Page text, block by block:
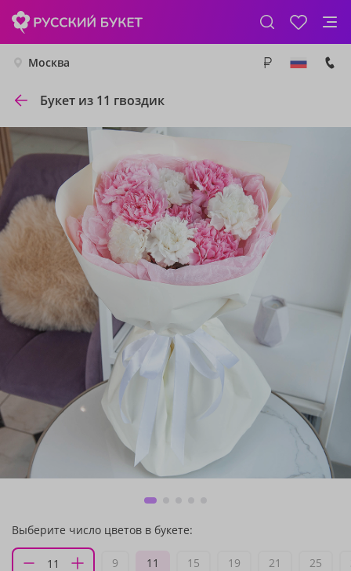
Москва
Букет из 11 гвоздик
Выберите число цветов в букете:
9 11 15 19 21 25